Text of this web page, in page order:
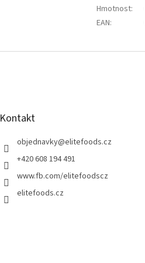
Hmotnost:
EAN:
Kontakt
objednavky@elitefoods.cz
+420 608 194 491
www.fb.com/elitefoodscz
elitefoods.cz